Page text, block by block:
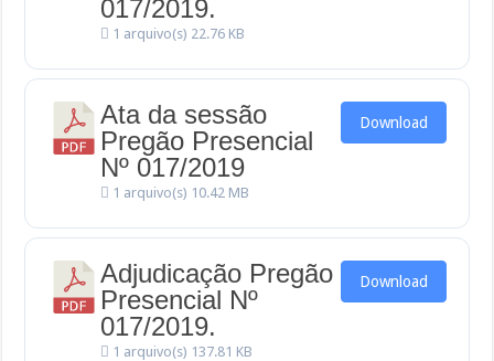
017/2019.
1 arquivo(s) 22.76 KB
Ata da sessão
Pregão Presencial
Nº 017/2019
1 arquivo(s) 10.42 MB
Download
Adjudicação Pregão
Presencial Nº
017/2019.
1 arquivo(s) 137.81 KB
Download